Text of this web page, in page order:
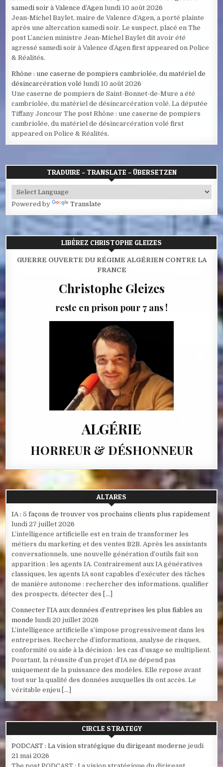
samedi soir à Valence d’Agen lundi 10 août 2026
Jean-Michel Baylet, maire de Valence d’Agen, a porté plainte
après une altercation samedi soir. Le suspect, placé en The
post L’ancien ministre Jean-Michel Baylet dit avoir été
agressé samedi soir à Valence d’Agen first appeared on Police
& Réalités.
Rhône : une caserne de pompiers cambriolée, du matériel de
désincarcération volé lundi 10 août 2026
Une caserne de pompiers de Saint-Bonnet-de-Mure a été
cambriolée, du matériel de désincarcération volé. La députée
Tiffany Joncour The post Rhône : une caserne de pompiers
cambriolée, du matériel de désincarcération volé first
appeared on Police & Réalités.
TRADUIRE – TRANSLATE – ÜBERSETZEN
Powered by Translate
LIBÉREZ CHRISTOPHE GLEIZES
GUERRE OUVERTE DU RÉGIME ALGÉRIEN CONTRE LA
FRANCE
Christophe Gleizes
reste en prison pour 7 ans !
ALGÉRIE
HORREUR & DÉSHONNEUR
ALTARES
IA : 5 façons de trouver vos prochains clients plus rapidement
lundi 27 juillet 2026
L’intelligence artificielle est en train de transformer les
métiers du marketing et des ventes B2B. Après les assistants
conversationnels, une nouvelle génération d’outils fait son
apparition : les agents IA. Contrairement aux IA génératives
classiques, les agents IA sont capables d’exécuter des tâches
de manière autonome : rechercher des informations, qualifier
des prospects, détecter des […]
Connecter l’IA aux données d’entreprises les plus fiables au
monde lundi 20 juillet 2026
L’intelligence artificielle s’impose progressivement dans les
entreprises. Recherche d’informations, analyse de risques,
conformité ou aide à la décision : les cas d’usage se multiplient.
Pourtant, la réussite d’un projet d’IA ne dépend pas
uniquement de la puissance des modèles. Elle repose avant
tout sur la qualité des données auxquelles ils ont accès. Le
véritable enjeu […]
CIRCLE STRATEGY
PODCAST : La vision stratégique du dirigeant moderne jeudi
21 mai 2026